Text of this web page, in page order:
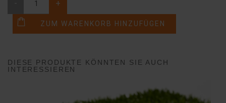
+
DIESE PRODUKTE KÖNNTEN SIE AUCH
INTERESSIEREN